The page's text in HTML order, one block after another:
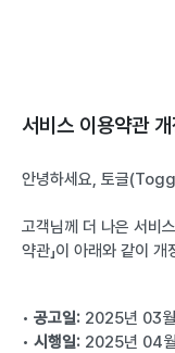
서비스 이용약관
안녕하세요, 토글
고객님께 더 나은 서비
약관」이 아래와 같이
• 공고일: 2025년 03
• 시행일: 2025년 04